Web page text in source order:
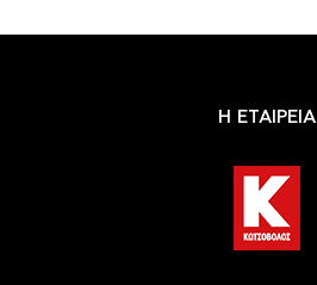
Η ΕΤΑΙΡΕΙΑ